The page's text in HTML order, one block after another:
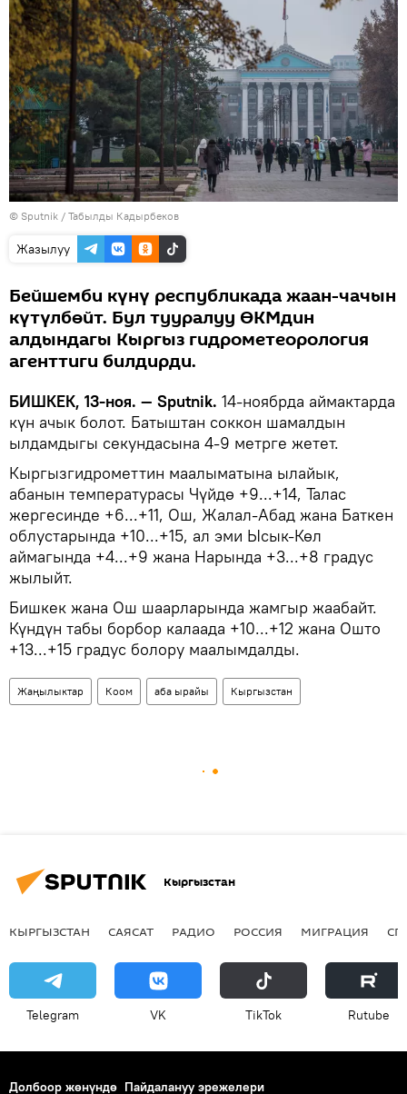
© Sputnik / Табылды Кадырбеков
Жазылуу
Бейшемби күнү республикада жаан-чачын
күтүлбөйт. Бул тууралуу ӨКМдин
алдындагы Кыргыз гидрометеорология
агенттиги билдирди.
БИШКЕК, 13-ноя. — Sputnik. 14-ноябрда аймактарда
күн ачык болот. Батыштан соккон шамалдын
ылдамдыгы секундасына 4-9 метрге жетет.
Кыргызгидрометтин маалыматына ылайык,
абанын температурасы Чүйдө +9...+14, Талас
жергесинде +6...+11, Ош, Жалал-Абад жана Баткен
облустарында +10...+15, ал эми Ысык-Көл
аймагында +4...+9 жана Нарында +3...+8 градус
жылыйт.
Бишкек жана Ош шаарларында жамгыр жаабайт.
Күндүн табы борбор калаада +10...+12 жана Ошто
+13...+15 градус болору маалымдалды.
Жаңылыктар Коом аба ырайы Кыргызстан
Кыргызстан
КЫРГЫЗСТАН САЯСАТ РАДИО РОССИЯ МИГРАЦИЯ
Telegram VK ТikТоk Rutube
Долбоор жөнүндө Пайдалануу эрежелери